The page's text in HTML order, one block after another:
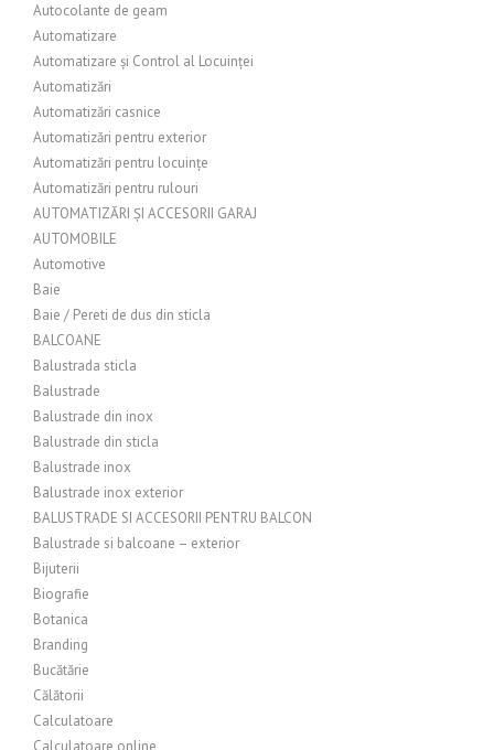
Autocolante de geam
Automatizare
Automatizare și Control al Locuinței
Automatizări
Automatizări casnice
Automatizări pentru exterior
Automatizări pentru locuințe
Automatizări pentru rulouri
AUTOMATIZĂRI ȘI ACCESORII GARAJ
AUTOMOBILE
Automotive
Baie
Baie / Pereti de dus din sticla
BALCOANE
Balustrada sticla
Balustrade
Balustrade din inox
Balustrade din sticla
Balustrade inox
Balustrade inox exterior
BALUSTRADE SI ACCESORII PENTRU BALCON
Balustrade si balcoane – exterior
Bijuterii
Biografie
Botanica
Branding
Bucătărie
Călătorii
Calculatoare
Calculatoare online